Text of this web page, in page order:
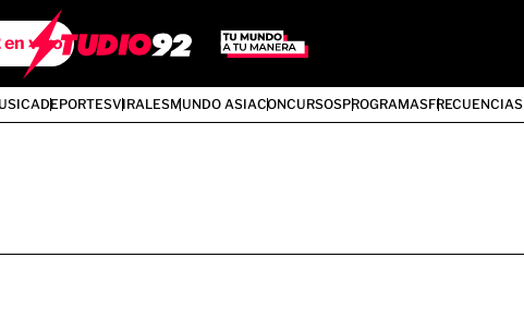
vivo
DEPORTESVIRALESMUNDO ASIACONCURSOSPROGRAMASFRECUENCIAS